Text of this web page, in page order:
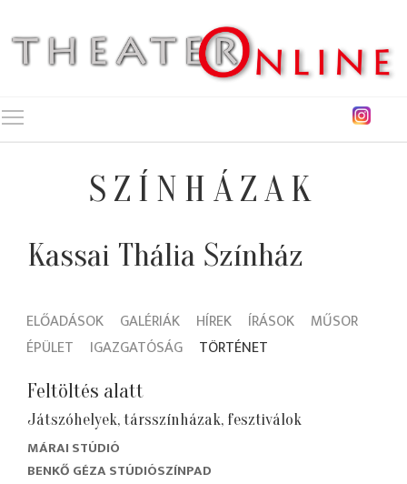
SZÍNHÁZAK
Kassai Thália Színház
ELŐADÁSOK GALÉRIÁK HÍREK ÍRÁSOK
MŰSOR
ÉPÜLET
IGAZGATÓSÁG TÖRTÉNET
Feltöltés alatt
Játszóhelyek, társszínházak, fesztiválok
MÁRAI STÚDIÓ
BENKŐ GÉZA STÚDIÓSZÍNPAD